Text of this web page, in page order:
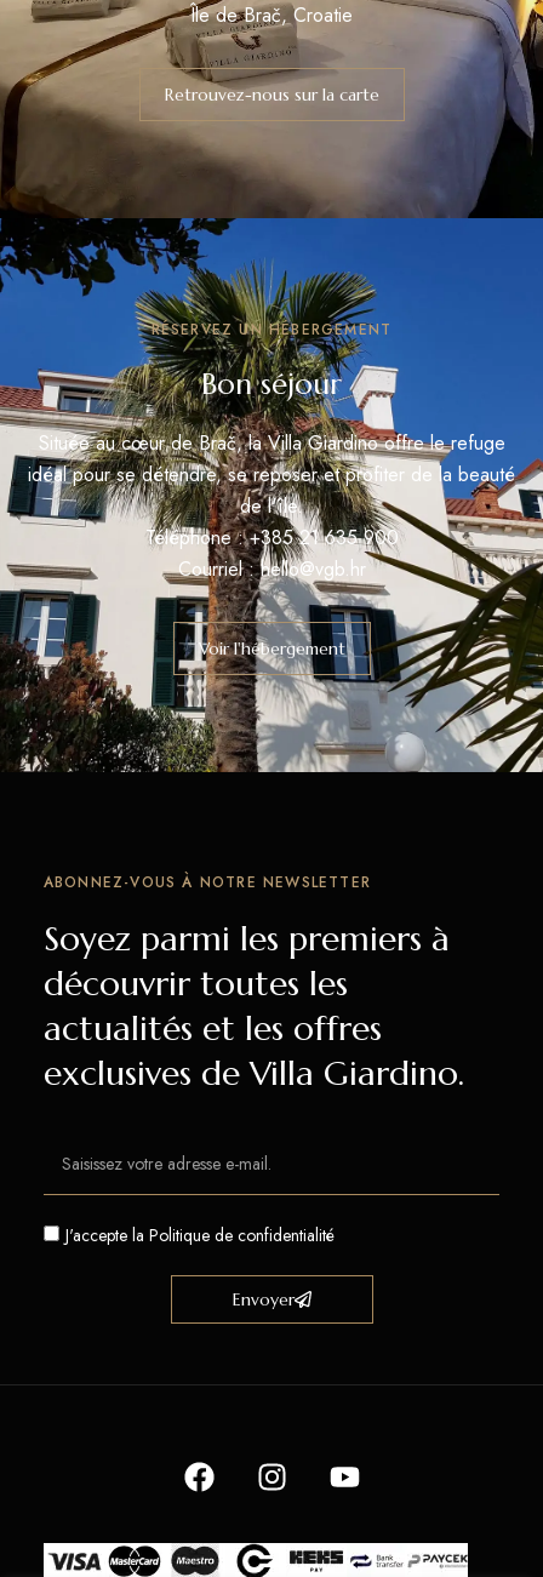
Île de Brač, Croatie
Retrouvez-nous sur la carte
RÉSERVEZ UN HÉBERGEMENT
Bon séjour
Située au cœur de Brač, la Villa Giardino offre le refuge
idéal pour se détendre, se reposer et profiter de la beauté
de l'île.
Téléphone : +385 21 635 900
Courriel : hello@vgb.hr
Voir l'hébergement
ABONNEZ-VOUS À NOTRE NEWSLETTER
Soyez parmi les premiers à
découvrir toutes les
actualités et les offres
exclusives de Villa Giardino.
J'accepte la Politique de confidentialité
Envoyer